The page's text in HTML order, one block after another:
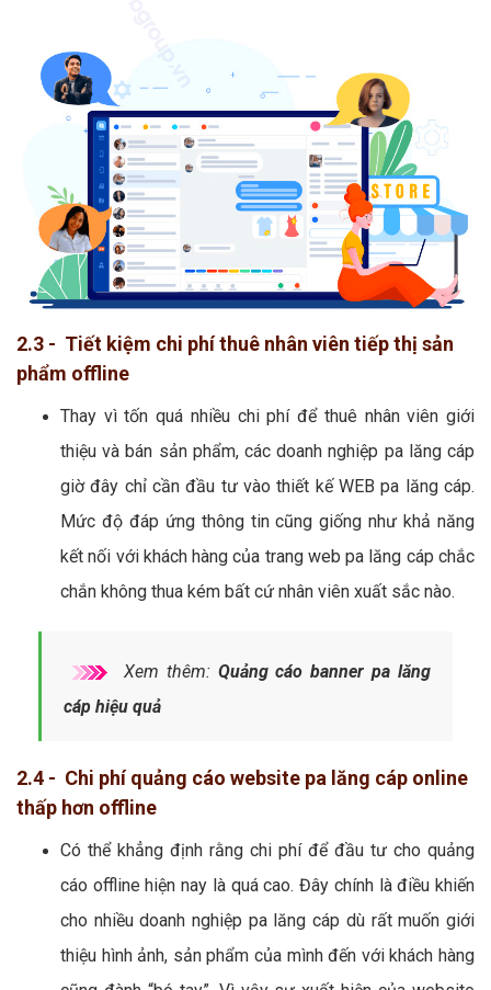
2.3 - Tiết kiệm chi phí thuê nhân viên tiếp thị sản
phẩm offline
Thay vì tốn quá nhiều chi phí để thuê nhân viên giới
thiệu và bán sản phẩm, các doanh nghiệp pa lăng cáp
giờ đây chỉ cần đầu tư vào thiết kế WEB pa lăng cáp.
Mức độ đáp ứng thông tin cũng giống như khả năng
kết nối với khách hàng của trang web pa lăng cáp chắc
chắn không thua kém bất cứ nhân viên xuất sắc nào.
Xem thêm: Quảng cáo banner pa lăng
cáp hiệu quả
2.4 - Chi phí quảng cáo website pa lăng cáp online
thấp hơn offline
Có thể khẳng định rằng chi phí để đầu tư cho quảng
cáo offline hiện nay là quá cao. Đây chính là điều khiến
cho nhiều doanh nghiệp pa lăng cáp dù rất muốn giới
thiệu hình ảnh, sản phẩm của mình đến với khách hàng